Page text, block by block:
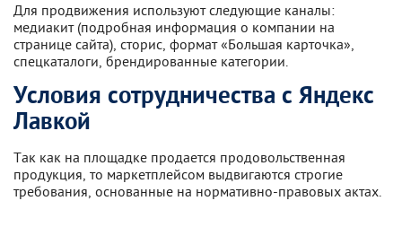
Для продвижения используют следующие каналы:
медиакит (подробная информация о компании на
странице сайта), сторис, формат «Большая карточка»,
спецкаталоги, брендированные категории.
Условия сотрудничества с Яндекс
Лавкой
Так как на площадке продается продовольственная
продукция, то маркетплейсом выдвигаются строгие
требования, основанные на нормативно-правовых актах.